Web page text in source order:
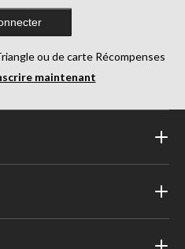
bacs munis de couvercles hermétiques
ou de carte Récompenses
maintenant